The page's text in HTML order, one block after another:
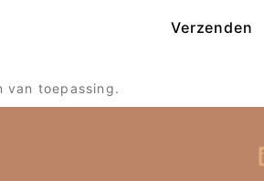
Verzenden
van toepassing.